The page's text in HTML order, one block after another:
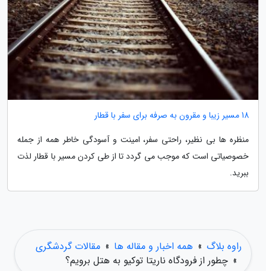
18 مسیر زیبا و مقرون به صرفه برای سفر با قطار
منظره ها بی نظیر، راحتی سفر، امینت و آسودگی خاطر همه از جمله
خصوصیاتی است که موجب می گردد تا از طی کردن مسیر با قطار لذت
ببرید.
راوه بلاگ » همه اخبار و مقاله ها » مقالات گردشگری
» چطور از فرودگاه ناریتا توکیو به هتل برویم؟